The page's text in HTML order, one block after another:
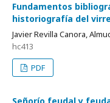
Fundamentos
historiografía del
Javier Revilla Canora,
hc413
PDF